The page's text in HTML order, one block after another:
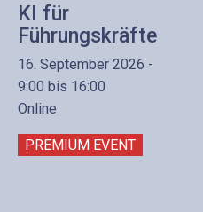
KI für
Führungskräfte
16. September 2026 -
9:00 bis 16:00
Online
PREMIUM EVENT